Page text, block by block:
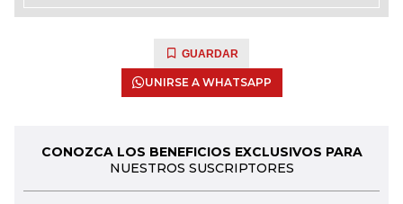
GUARDAR
UNIRSE A WHATSAPP
CONOZCA LOS BENEFICIOS EXCLUSIVOS PARA
NUESTROS SUSCRIPTORES